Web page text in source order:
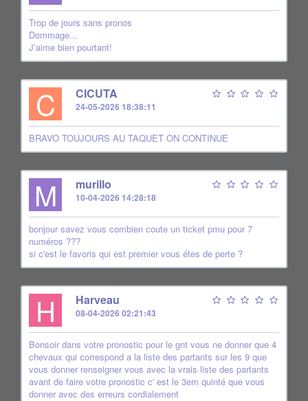
Trop de jours sans pronos
Dommage...
J’aime bien pourtant!
C CICUTA
24-05-2026 18:38:11
BRAVO TOUJOURS AU TAQUET ON CONTINUE
M murillo
10-04-2026 14:28:18
bonjour savez vous combien coute un ticket pmu pour 7
numéros ???
si c'est le favoris qui est premier vous étes de perte ?
H Harveau
08-04-2026 02:21:43
Bonsoir dans votre pronostic pour le gnt vous ne donner que 4
chevaux qui correspond a la liste des partants sur les 9 que
vous donner renseigner vous avec la vrais liste des partants
avant de faire votre pronostic c' est le 3em quinté que vous
donner avec des erreurs cordialement